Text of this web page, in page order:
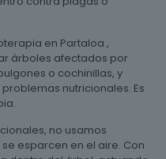
en Partaloa ,
árboles afectados por
o cochinillas, y
nutricionales. Es
no usamos
esparcen en el aire. Con